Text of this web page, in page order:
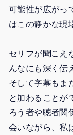
可能性が広がっ
はこの静かな現
セリフが聞こえ
んなにも深く伝
そして字幕もま
と加わることが
ろう者や聴者関
会いながら、私